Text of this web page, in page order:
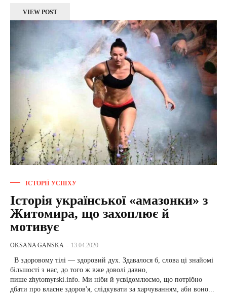
VIEW POST
ІСТОРІЇ УСПІХУ
Історія української «амазонки» з
Житомира, що захоплює й
мотивує
OKSANA GANSKA - 13.04.2020
більшості з нас, до того ж вже доволі давно,
пише zhytomyrski.info. Ми ніби й усвідомлюємо, що потрібно
дбати про власне здоров'я, слідкувати за харчуванням, аби воно...